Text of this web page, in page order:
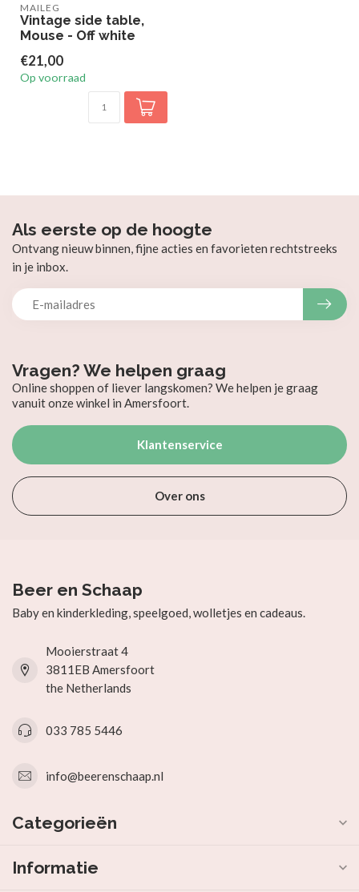
MAILEG
Vintage side table,
Mouse - Off white
€21,00
Op voorraad
Vragen? We helpen graag
Online shoppen of liever langskomen? We helpen je graag
vanuit onze winkel in Amersfoort.
Klantenservice
Over ons
Als eerste op de hoogte
Ontvang nieuw binnen, fijne acties en favorieten rechtstreeks
in je inbox.
Beer en Schaap
Baby en kinderkleding, speelgoed, wolletjes en cadeaus.
Mooierstraat 4
3811EB Amersfoort
the Netherlands
033 785 5446
info@beerenschaap.nl
Categorieën
Informatie